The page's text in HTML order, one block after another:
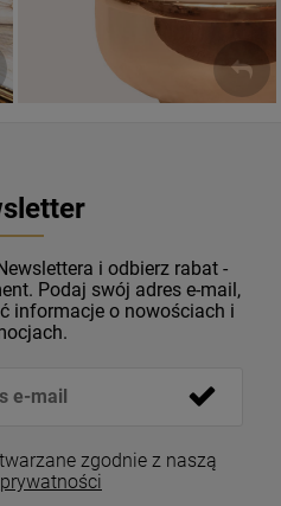
i odbierz rabat -
Podaj swój adres e-mail,
informacje o nowościach i
zgodnie z naszą